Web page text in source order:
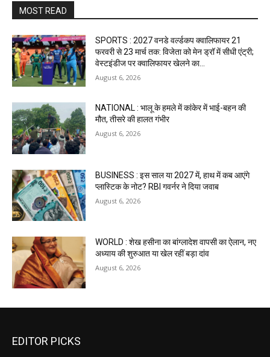
MOST READ
SPORTS : 2027 वनडे वर्ल्डकप क्वालिफायर 21
फरवरी से 23 मार्च तक: विजेता को मेन ड्रॉ में सीधी एंट्री;
वेस्टइंडीज पर क्वालिफायर खेलने का...
August 6, 2026
NATIONAL : भालू के हमले में कांकेर में भाई-बहन की
मौत, तीसरे की हालत गंभीर
August 6, 2026
BUSINESS : इस साल या 2027 में, हाथ में कब आएंगे
प्लास्टिक के नोट? RBI गवर्नर ने दिया जवाब
August 6, 2026
WORLD : शेख हसीना का बांग्लादेश वापसी का ऐलान, नए
अध्याय की शुरुआत या खेल रहीं बड़ा दांव
August 6, 2026
EDITOR PICKS